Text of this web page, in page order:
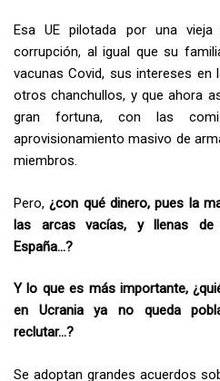
Esa UE pilotada por una
corrupción, al igual que su
vacunas Covid, sus intereses
otros chanchullos, y que ahora
gran fortuna, con las
aprovisionamiento masivo de
miembros.
Pero, ¿con qué dinero, pues la
las arcas vacías, y llenas de
España…?
Y lo que es más importante,
en Ucrania ya no queda
reclutar…?
Se adoptan grandes acuerdos